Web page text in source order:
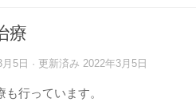
療
5日 · 更新済み 2022年3月5日
行っています。